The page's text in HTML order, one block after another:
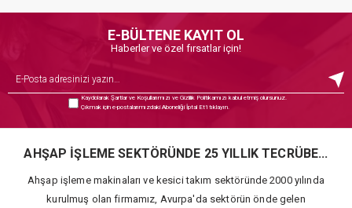
E-BÜLTENE KAYIT OL
Haberler ve özel fırsatlar için!
Kaydolarak Şartlar ve Koşullarımızı ve Gizlilik Politikamızı kabul etmiş olursunuz.
Çıkmak için e-postalarımızdaki Aboneliği İptal Et’i tıklayın.
AHŞAP İŞLEME SEKTÖRÜNDE 25 YILLIK TECRÜBE...
Ahşap işleme makinaları ve kesici takım sektöründe 2000 yılında
kurulmuş olan firmamız, Avurpa'da sektörün önde gelen